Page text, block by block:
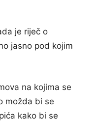
je riječ o
jasno pod kojim
na kojima se
možda bi se
kako bi se